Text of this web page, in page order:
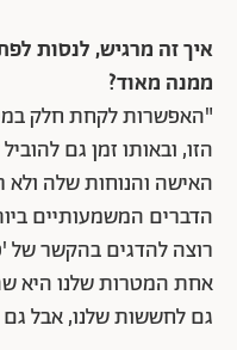
איך זה מרגיש, לנסות
ממנה מאוד?
"האפשרות לקחת חלק
הזו, ובאותו זמן גם
האישה והנוחות שלה
הדברים המשמעותיים
רוצה להדגים בהקשר של
אחת המטרות שלנו היא
גם לחששות שלנו, אבל גם